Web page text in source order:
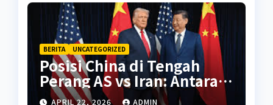
BERITA UNCATEGORIZED
Posisi China di Tengah
Perang AS vs Iran: Antara
Kepentingan Energi dan
APRIL 22, 2026 ADMIN